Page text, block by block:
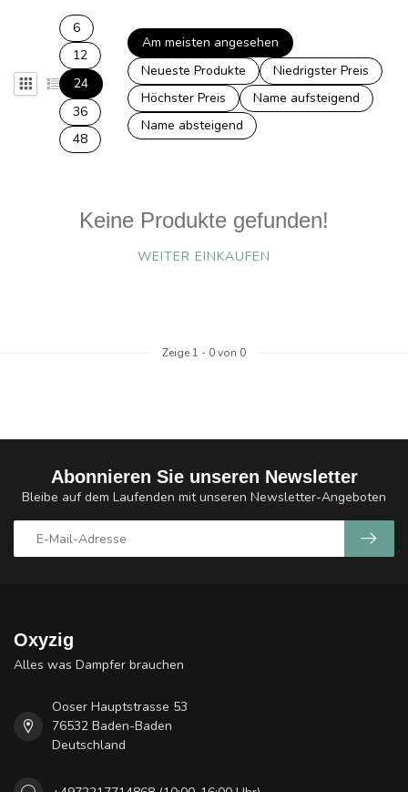
6
12
24
36
48
Am meisten angesehen
Neueste Produkte
Niedrigster Preis
Höchster Preis
Name aufsteigend
Name absteigend
Keine Produkte gefunden!
WEITER EINKAUFEN
Zeige 1 - 0von 0
Abonnieren Sie unseren Newsletter
Bleibe auf dem Laufenden mit unseren Newsletter-Angeboten
Oxyzig
Alles was Dampfer brauchen
Ooser Hauptstrasse 53
76532 Baden-Baden
Deutschland